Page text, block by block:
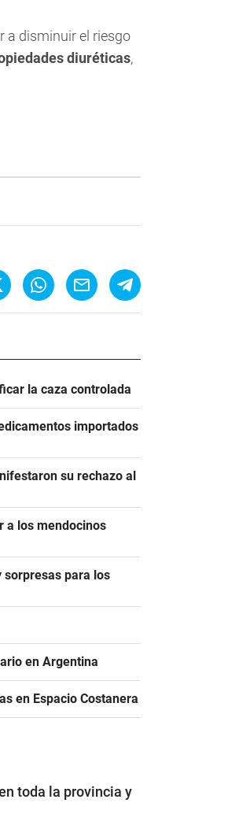
a disminuir el riesgo
diuréticas,
la caza controlada
importados
su rechazo al
a los mendocinos
sorpresas para los
en Argentina
en Espacio Costanera
toda la provincia y